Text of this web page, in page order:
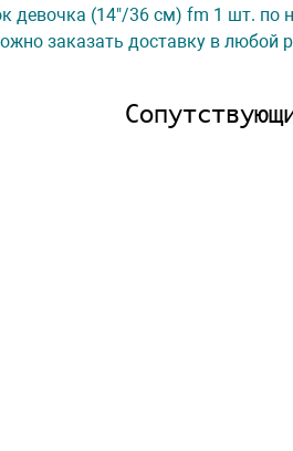
(14"/36 см) fm 1 шт. по
заказать доставку в любой